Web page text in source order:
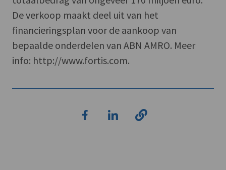
De verkoop maakt deel uit van het
financieringsplan voor de aankoop van
bepaalde onderdelen van ABN AMRO. Meer
info: http://www.fortis.com.